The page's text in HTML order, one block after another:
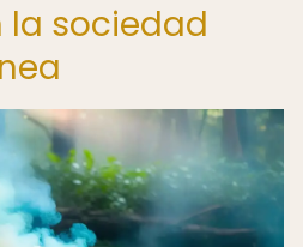
la sociedad